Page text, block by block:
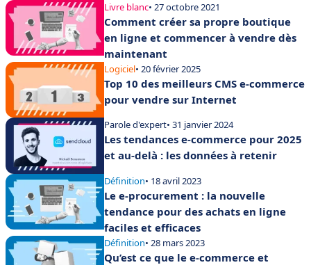
Livre blanc• 27 octobre 2021
Comment créer sa propre boutique
en ligne et commencer à vendre dès
maintenant
Logiciel• 20 février 2025
Top 10 des meilleurs CMS e-commerce
pour vendre sur Internet
Parole d'expert• 31 janvier 2024
Les tendances e-commerce pour 2025
et au-delà : les données à retenir
Définition• 18 avril 2023
Le e-procurement : la nouvelle
tendance pour des achats en ligne
faciles et efficaces
Définition• 28 mars 2023
Qu’est ce que le e-commerce et